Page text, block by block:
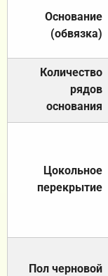
Основание
(обвязка)
Количество
рядов
основания
Цокольное
перекрытие
Пол черновой